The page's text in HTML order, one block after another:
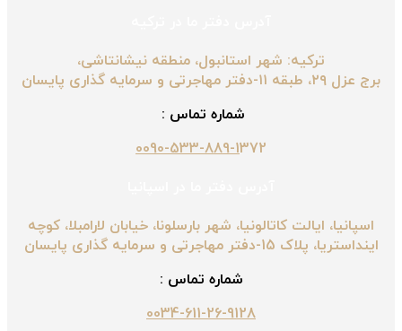
ترکیه: شهر استانبول، منطقه نیشانتاشی،
برج عزل ۲۹، طبقه ۱۱-دفتر مهاجرتی و سرمایه گذاری پایسان
شماره تماس :
0090-533-889-1372
اسپانیا، ایالت کاتالونیا، شهر بارسلونا، خیابان لارامبلا، کوچه
اینداستریا، پلاک 15-دفتر مهاجرتی و سرمایه گذاری پایسان
شماره تماس :
0034-611-26-9128